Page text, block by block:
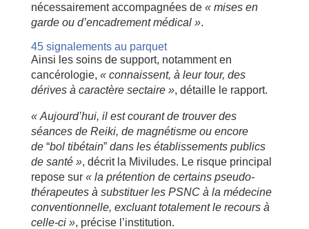
nécessairement accompagnées de « mises en
garde ou d’encadrement médical ».
45 signalements au parquet
Ainsi les soins de support, notamment en
cancérologie, « connaissent, à leur tour, des
dérives à caractère sectaire », détaille le rapport.
« Aujourd’hui, il est courant de trouver des
séances de Reiki, de magnétisme ou encore
de “bol tibétain”dans les établissements publics
de santé », décrit la Miviludes. Le risque principal
repose sur « la prétention de certains pseudo-
thérapeutes à substituer les PSNC à la médecine
conventionnelle, excluant totalement le recours à
celle-ci », précise l’institution.